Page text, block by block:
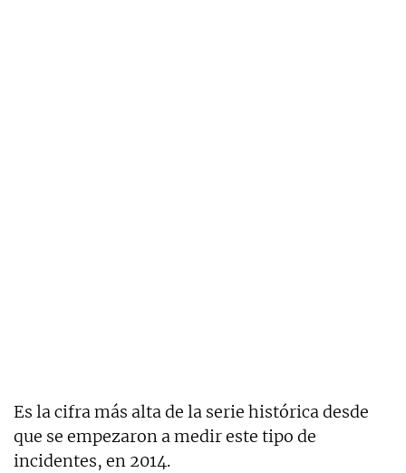
Es la cifra más alta de la serie histórica desde
que se empezaron a medir este tipo de
incidentes, en 2014.